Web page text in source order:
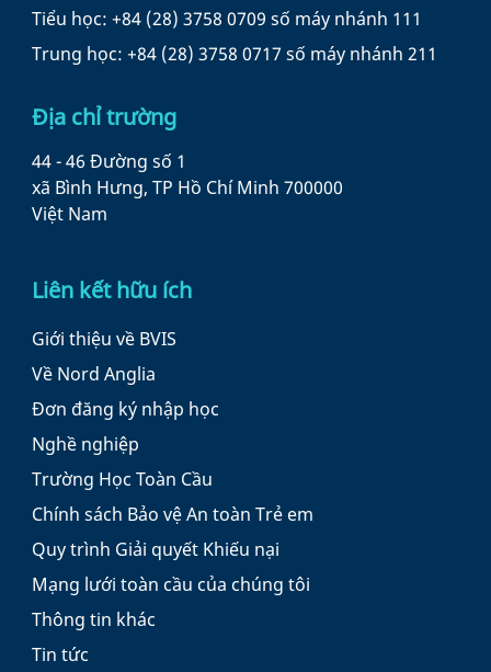
Tiểu học: +84 (28) 3758 0709 số máy nhánh 111
Trung học: +84 (28) 3758 0717 số máy nhánh 211
Địa chỉ trường
44 - 46 Đường số 1
xã Bình Hưng, TP Hồ Chí Minh 700000
Việt Nam
Liên kết hữu ích
Giới thiệu về BVIS
Về Nord Anglia
Đơn đăng ký nhập học
Nghề nghiệp
Trường Học Toàn Cầu
Chính sách Bảo vệ An toàn Trẻ em
Quy trình Giải quyết Khiếu nại
Mạng lưới toàn cầu của chúng tôi
Thông tin khác
Tin tức